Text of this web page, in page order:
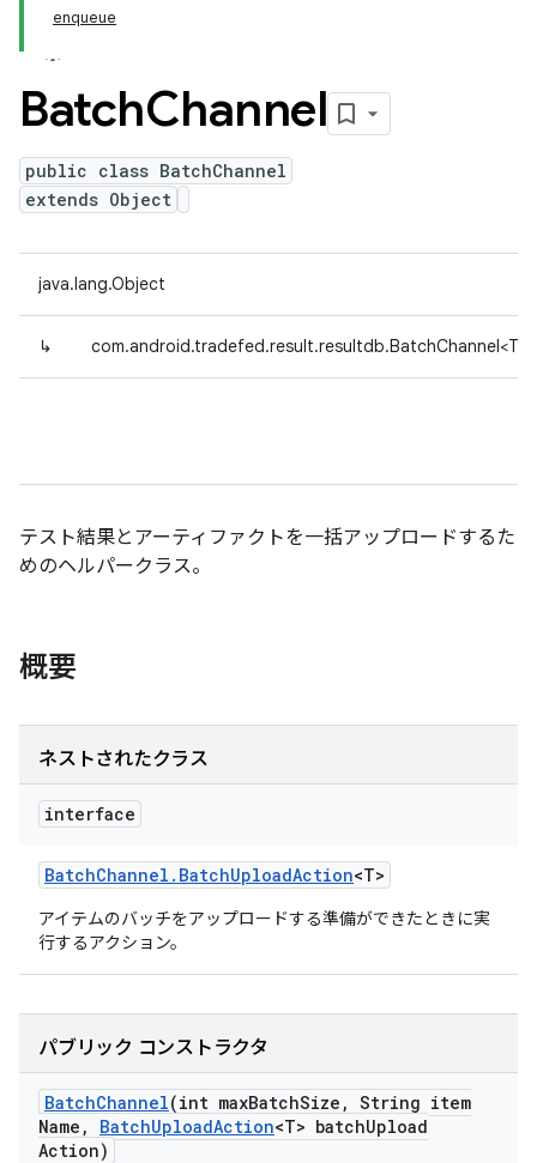
enqueue
BatchChannel
public class BatchChannel
extends Object
java.lang.Object
↳ com.android.tradefed.result.resultdb.BatchChannel<T>
テスト結果とアーティファクトを一括アップロードするた
めのヘルパークラス。
概要
ネストされたクラス
interface
BatchChannel . BatchUploadAction<T>
アイテムのバッチをアップロードする準備ができたときに実
行するアクション。
パブリック コンストラクタ
BatchChannel(int maxBatchSize , String item
Name , BatchUploadAction<T> batchUpload
Action)